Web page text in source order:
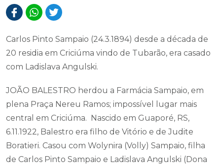
Carlos Pinto Sampaio (24.3.1894) desde a década de
20 residia em Criciúma vindo de Tubarão, era casado
com Ladislava Angulski.
JOÃO BALESTRO herdou a Farmácia Sampaio, em
plena Praça Nereu Ramos; impossível lugar mais
central em Criciúma. Nascido em Guaporé, RS,
6.11.1922, Balestro era filho de Vitório e de Judite
Boratieri. Casou com Wolynira (Volly) Sampaio, filha
de Carlos Pinto Sampaio e Ladislava Angulski (Dona